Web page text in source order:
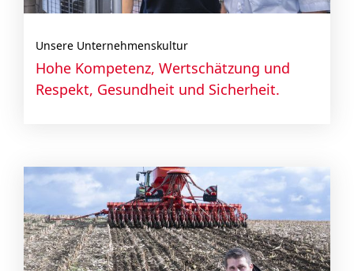
Unsere Unternehmenskultur
Hohe Kompetenz, Wertschätzung und
Respekt, Gesundheit und Sicherheit.